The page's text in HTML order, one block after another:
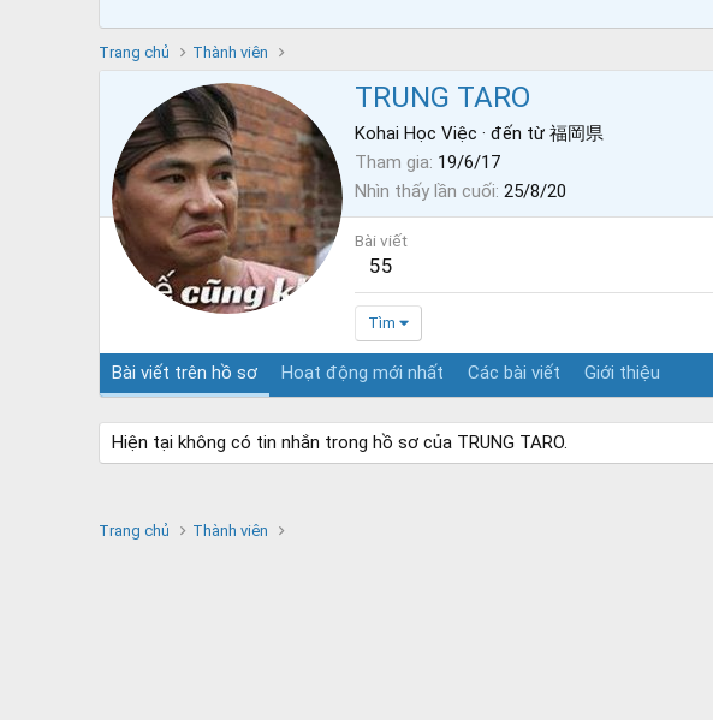
Trang chủ Thành viên
TRUNG TARO
Kohai Học Việc · đến từ 福岡県
Tham gia 19/6/17
Nhìn thấy lần cuối 25/8/20
Bài viết
55
Tìm
Bài viết trên hồ sơ Hoạt động mới nhất Các bài viết Giới thiệu
Hiện tại không có tin nhắn trong hồ sơ của TRUNG TARO.
Trang chủ Thành viên